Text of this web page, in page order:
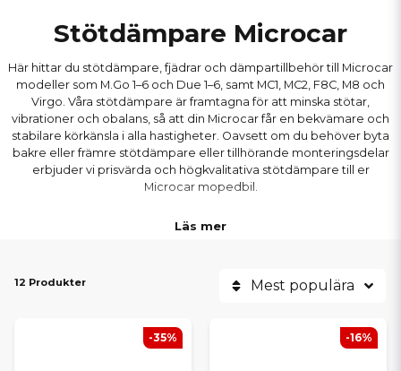
Stötdämpare Microcar
Här hittar du stötdämpare, fjädrar och dämpartillbehör till Microcar
modeller som M.Go 1–6 och Due 1–6, samt MC1, MC2, F8C, M8 och
Virgo. Våra stötdämpare är framtagna för att minska stötar,
vibrationer och obalans, så att din Microcar får en bekvämare och
stabilare körkänsla i alla hastigheter. Oavsett om du behöver byta
bakre eller främre stötdämpare eller tillhörande monteringsdelar
erbjuder vi prisvärda och högkvalitativa stötdämpare till er
Microcar mopedbil.
Läs mer
12 Produkter Mest populära
-35% -16%